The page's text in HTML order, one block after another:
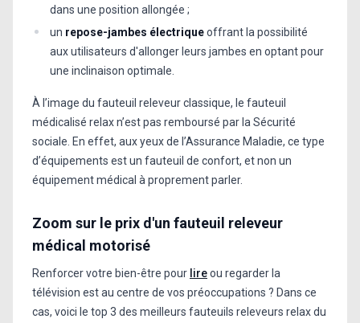
dans une position allongée ;
un repose-jambes électriqueoffrant la possibilité
aux utilisateurs d'allonger leurs jambes en optant pour
une inclinaison optimale.
À l’image du fauteuil releveur classique, le fauteuil
médicalisé relax n’est pas remboursé par la Sécurité
sociale. En effet, aux yeux de l’Assurance Maladie, ce type
d’équipements est un fauteuil de confort, et non un
équipement médical à proprement parler.
Zoom sur le prix d'un fauteuil releveur
médical motorisé
Renforcer votre bien-être pour lireou regarder la
télévision est au centre de vos préoccupations ? Dans ce
cas, voici le top 3 des meilleurs fauteuils releveurs relax du